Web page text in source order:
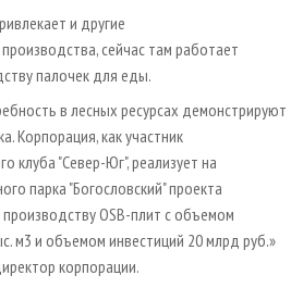
и другие
сейчас там работает
палочек для еды.
в лесных ресурсах демонстрируют
Корпорация, как участник
клуба "Север-Юг", реализует на
парка "Богословский" проекта
OSB-плит с объемом
м3 и объемом инвестиций 20 млрд руб.»
корпорации.